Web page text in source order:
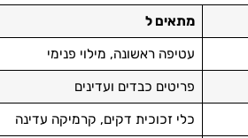
מתאים ל
עטיפה ראשונה, מילוי פנימי
פריטים כבדים ועדינים
כלי זכוכית דקים, קרמיקה עדינה